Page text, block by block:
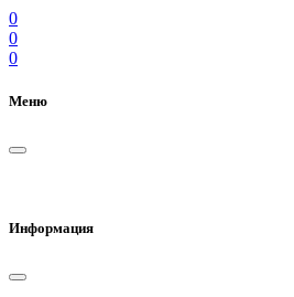
0
0
0
Меню
Информация